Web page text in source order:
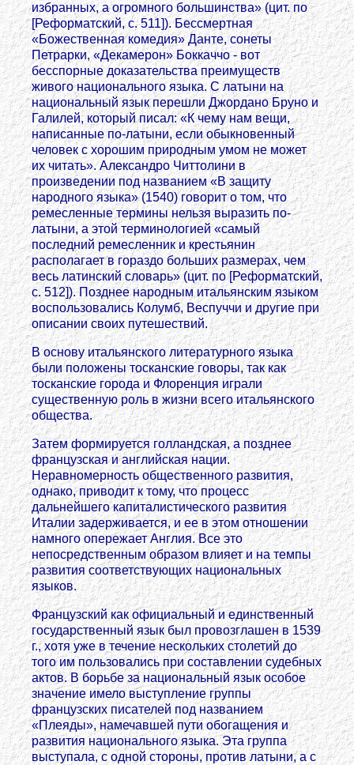
избранных, а огромного большинства» (цит. по
[Реформатский, с. 511]). Бессмертная
«Божественная комедия» Данте, сонеты
Петрарки, «Декамерон» Боккаччо - вот
бесспорные доказательства преимуществ
живого национального языка. С латыни на
национальный язык перешли Джордано Бруно и
Галилей, который писал: «К чему нам вещи,
написанные по-латыни, если обыкновенный
человек с хорошим природным умом не может
их читать». Александро Читтолини в
произведении под названием «В защиту
народного языка» (1540) говорит о том, что
ремесленные термины нельзя выразить по-
латыни, а этой терминологией «самый
последний ремесленник и крестьянин
располагает в гораздо больших размерах, чем
весь латинский словарь» (цит. по [Реформатский,
с. 512]). Позднее народным итальянским языком
воспользовались Колумб, Веспуччи и другие при
описании своих путешествий.
В основу итальянского литературного языка
были положены тосканские говоры, так как
тосканские города и Флоренция играли
существенную роль в жизни всего итальянского
общества.
Затем формируется голландская, а позднее
французская и английская нации.
Неравномерность общественного развития,
однако, приводит к тому, что процесс
дальнейшего капиталистического развития
Италии задерживается, и ее в этом отношении
намного опережает Англия. Все это
непосредственным образом влияет и на темпы
развития соответствующих национальных
языков.
Французский как официальный и единственный
государственный язык был провозглашен в 1539
г., хотя уже в течение нескольких столетий до
того им пользовались при составлении судебных
актов. В борьбе за национальный язык особое
значение имело выступление группы
французских писателей под названием
«Плеяды», намечавшей пути обогащения и
развития национального языка. Эта группа
выступала, с одной стороны, против латыни, а с